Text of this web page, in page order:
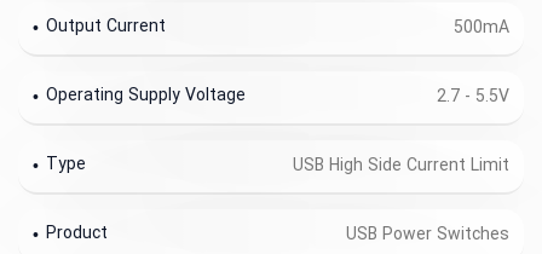
500mA
Output Current
2.7 - 5.5V
Operating Supply Voltage
USB High Side Current Limit
Type
USB Power Switches
Product